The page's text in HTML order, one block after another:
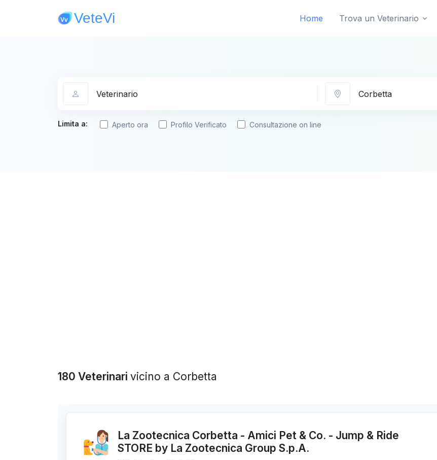
Home Trova un Veterinario
Limita a: Aperto ora Profilo Verificato Consultazione on line
180 Veterinari vicino a Corbetta
La Zootecnica Corbetta - Amici Pet & Co. - Jump & Ride
STORE by La Zootecnica Group S.p.A.